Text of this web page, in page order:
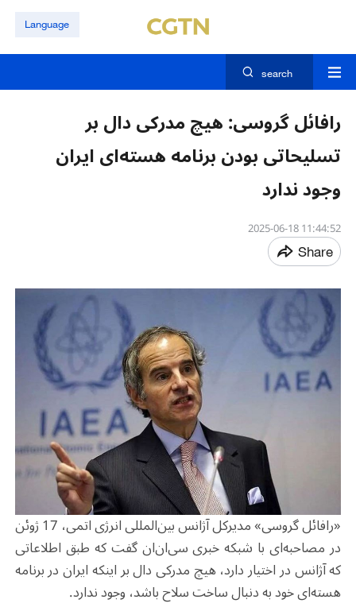
Language
search
رافائل گروسی: هیچ مدرکی دال بر
تسلیحاتی بودن برنامه هسته‌ای ایران
وجود ندارد
11:44:52 2025-06-18
Share
«رافائل گروسی» مدیرکل آژانس بین‌المللی انرژی اتمی، 17 ژوئن
در مصاحبه‌ای با شبکه خبری سی‌ان‌ان گفت که طبق اطلاعاتی
که آژانس در اختیار دارد، هیچ مدرکی دال بر اینکه ایران در برنامه
هسته‌ای خود به دنبال ساخت سلاح باشد، وجود ندارد.